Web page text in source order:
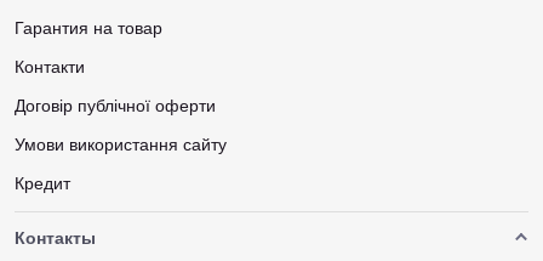
Гарантия на товар
Контакти
Договір публічної оферти
Умови використання сайту
Кредит
Контакты